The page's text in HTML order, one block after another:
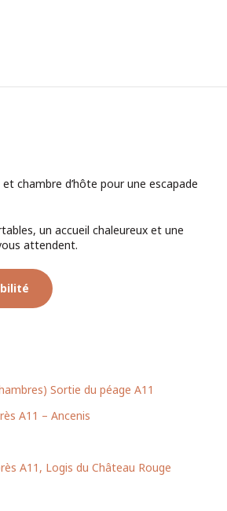
chambre d’hôte pour une escapade
un accueil chaleureux et une
attendent.
Sortie du péage A11
A11 – Ancenis
A11, Logis du Château Rouge